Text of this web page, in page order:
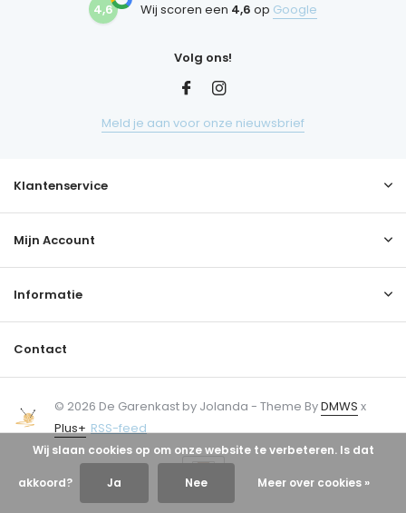
4,6 Wij scoren een 4,6 op Google
Volg ons!
Meld je aan voor onze nieuwsbrief
Klantenservice
Mijn Account
Informatie
Contact
© 2026 De Garenkast by Jolanda - Theme ByDMWS x
Plus+ RSS-feed
Wij slaan cookies op om onze website te verbeteren. Is dat
akkoord? Ja Nee Meer over cookies »